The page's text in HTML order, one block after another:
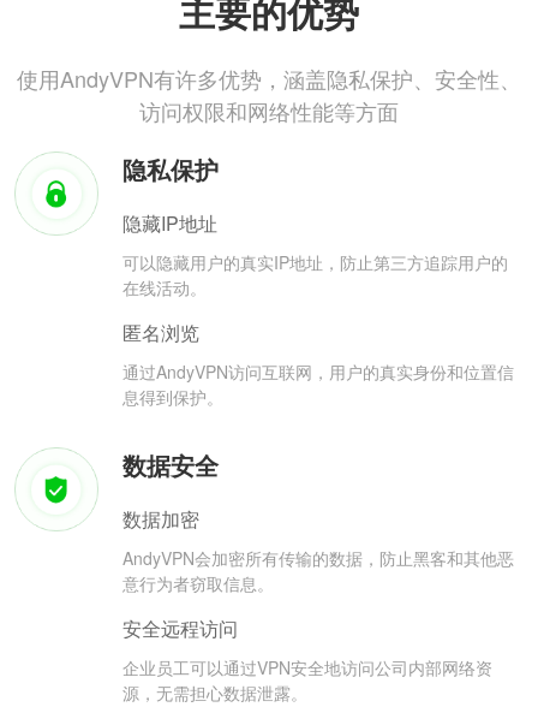
主要的优势
使用AndyVPN有许多优势，涵盖隐私保护、安全性、
访问权限和网络性能等方面
隐私保护
隐藏IP地址
可以隐藏用户的真实IP地址，防止第三方追踪用户的
在线活动。
匿名浏览
通过AndyVPN访问互联网，用户的真实身份和位置信
息得到保护。
数据安全
数据加密
AndyVPN会加密所有传输的数据，防止黑客和其他恶
意行为者窃取信息。
安全远程访问
企业员工可以通过VPN安全地访问公司内部网络资
源，无需担心数据泄露。